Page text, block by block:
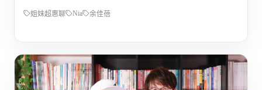
姐妹超惠聊 Nia 余佳蓓